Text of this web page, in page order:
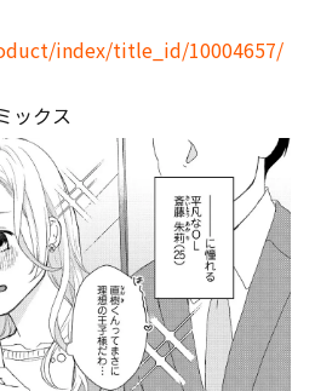
index/title_id/10004657/
ックス